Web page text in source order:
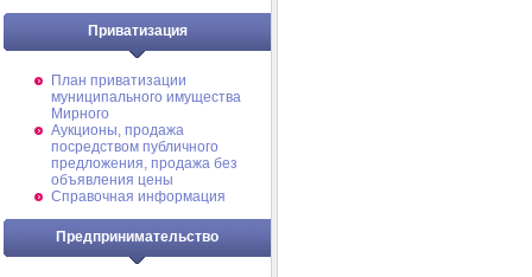
Приватизация
План приватизации
муниципального имущества
Мирного
Аукционы, продажа
посредством публичного
предложения, продажа без
объявления цены
Справочная информация
Предпринимательство